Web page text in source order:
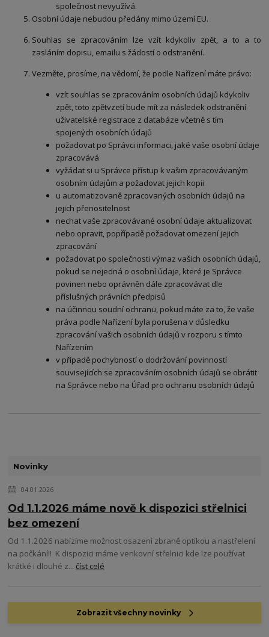
Novinky
04.01.2026
Od 1.1.2026 máme nově k dispozici střelnici
bez omezení
Od 1.1.2026 nabízíme možnost osazení zbraně optikou a nastřelení
na počkání!! K dispozici máme venkovní střelnici kde lze používat
krátké i dlouhé z...číst celé
Zobrazit všechny novinky
společnost nevyužívá.
Osobní údaje nebudou předány mimo území EU.
Souhlas se zpracováním lze vzít kdykoliv zpět, a to a to
zasláním dopisu, emailu s žádostí o odstranění.
Vezměte, prosíme, na vědomí, že podle Nařízení máte právo:
vzít souhlas se zpracováním osobních údajů kdykoliv
zpět, toto zpětvzetí bude mít za následek odstranění
uživatelské registrace z databáze včetně s tím
spojených osobních údajů
požadovat po Správci informaci, jaké vaše osobní údaje
zpracovává
vyžádat si u Správce přístup k vašim zpracovávaným
osobním údajům a požadovat jejich kopii
u automatizovaně zpracovaných osobních údajů na
jejich přenositelnost
nechat vaše zpracovávané osobní údaje aktualizovat
nebo opravit, popřípadě požadovat omezení jejich
zpracování
požadovat po společnosti výmaz vašich osobních údajů,
pokud se nejedná o osobní údaje, které je Správce
povinen nebo oprávněn dále zpracovávat dle
příslušných právních předpisů
na účinnou soudní ochranu, pokud máte za to, že vaše
práva podle Nařízení byla porušena v důsledku
zpracování vašich osobních údajů v rozporu s tímto
Nařízením
v případě pochybností o dodržování povinností
souvisejících se zpracováním osobních údajů se obrátit
na Správce nebo na Úřad pro ochranu osobních údajů